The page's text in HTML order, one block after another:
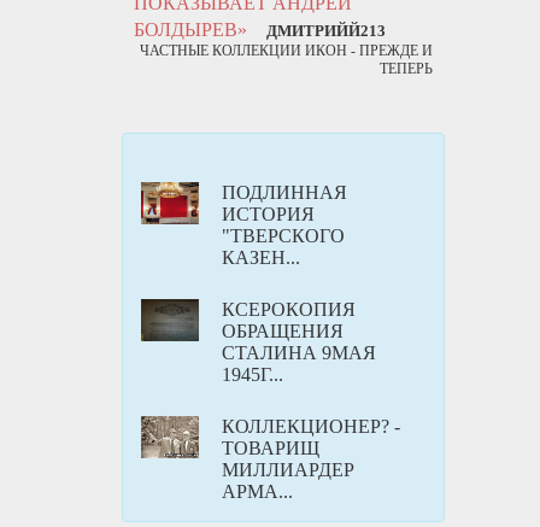
БОЛДЫРЕВ»
ДМИТРИЙЙ213
ЧАСТНЫЕ КОЛЛЕКЦИИ ИКОН - ПРЕЖДЕ И
ТЕПЕРЬ
ПОДЛИННАЯ
ИСТОРИЯ
"ТВЕРСКОГО
КАЗЕН...
КСЕРОКОПИЯ
ОБРАЩЕНИЯ
СТАЛИНА 9МАЯ
1945Г...
КОЛЛЕКЦИОНЕР? -
ТОВАРИЩ
МИЛЛИАРДЕР
АРМА...